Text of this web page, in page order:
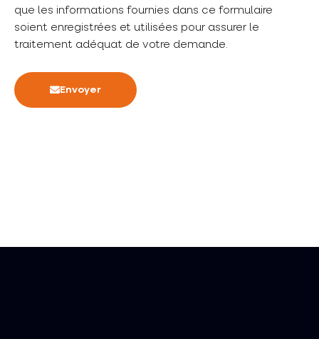
que les informations fournies dans ce formulaire
soient enregistrées et utilisées pour assurer le
traitement adéquat de votre demande.
Envoyer